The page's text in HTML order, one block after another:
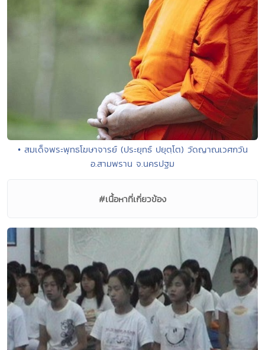
• สมเด็จพระพุทธโฆษาจารย์ (ประยุทธ์ ปยุตฺโต) วัดญาณเวศกวัน
อ.สามพราน จ.นครปฐม
#เนื้อหาที่เกี่ยวข้อง